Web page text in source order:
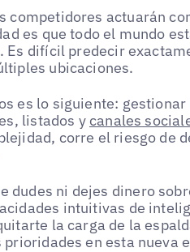
competidores actuarán
es que todo el mundo
Es difícil predecir
ubicaciones.
es lo siguiente:
listados ycanales
corre el riesgo de
dudes ni dejes dinero
intuitivas de
la carga de la
en esta nueva